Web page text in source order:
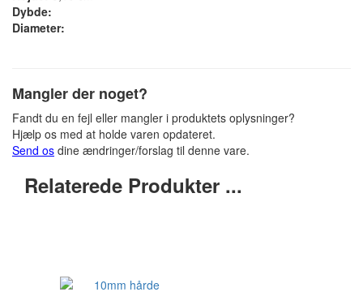
Dybde:
Diameter:
Mangler der noget?
Fandt du en fejl eller mangler i produktets oplysninger?
Hjælp os med at holde varen opdateret.
Send os dine ændringer/forslag til denne vare.
Relaterede Produkter ...